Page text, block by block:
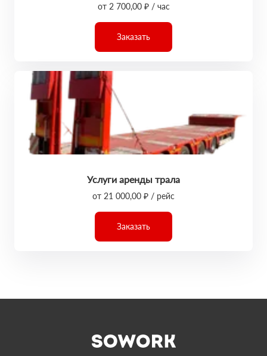
от 2 700,00 ₽ / час
Заказать
Услуги аренды трала
от 21 000,00 ₽ / рейс
Заказать